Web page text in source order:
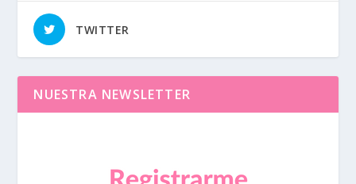
TWITTER
NUESTRA NEWSLETTER